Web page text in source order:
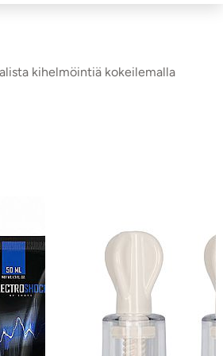
kihelmöintiä kokeilemalla